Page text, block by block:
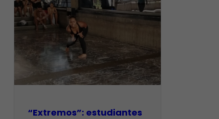
“Extremos”: estudiantes